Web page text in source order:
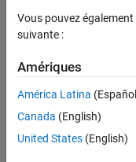
Vous pouvez
suivante :
Amériques
América Latina
Canada (English)
United States (English)